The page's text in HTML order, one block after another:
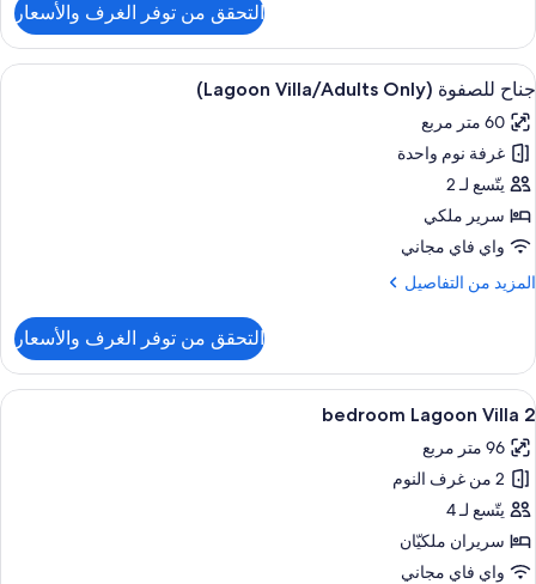
جناح
ديلوكس
-
غرفتا
نوم
(River/Swim
Up/Adults
Only)
التحقق من توفر الغرف والأسعار
استعراض
جميع
صور
جناح
للصفوة
(Lagoon
Villa/Adults
Only)
أغطية فراش متميزة وألحفة محشوة
11
جناح للصفوة (Lagoon Villa/Adults Only)
60 متر مربع
غرفة نوم واحدة
يتّسع لـ 2
سرير ملكي
واي فاي مجاني
المزيد من التفاصيل
المزيد
جناح
للصفوة
(Lagoon
Only)
التحقق من توفر الغرف والأسعار
استعراض
جميع
صور
2
bedroom
Lagoon
Villa
أغطية فراش متميزة وألحفة محشوة
11 2 bedroom Lagoon Villa
96 متر مربع
2 من غرف النوم
يتّسع لـ 4
سريران ملكيّان
واي فاي مجاني